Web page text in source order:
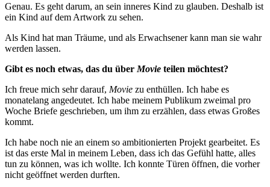
Genau. Es geht darum, an sein inneres Kind zu glauben. Deshalb ist
ein Kind auf dem Artwork zu sehen.
Als Kind hat man Träume, und als Erwachsener kann man sie wahr
werden lassen.
Gibt es noch etwas, das du über Movie teilen möchtest?
Ich freue mich sehr darauf, Movie zu enthüllen. Ich habe es
monatelang angedeutet. Ich habe meinem Publikum zweimal pro
Woche Briefe geschrieben, um ihm zu erzählen, dass etwas Großes
kommt.
Ich habe noch nie an einem so ambitionierten Projekt gearbeitet. Es
ist das erste Mal in meinem Leben, dass ich das Gefühl hatte, alles
tun zu können, was ich wollte. Ich konnte Türen öffnen, die vorher
nicht geöffnet werden durften.